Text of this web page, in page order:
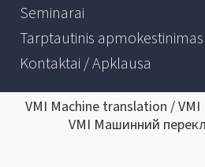
Seminarai
Tarptautinis apmokestinimas
Kontaktai / Apklausa
VMI Machine translation /
VMI Машинний